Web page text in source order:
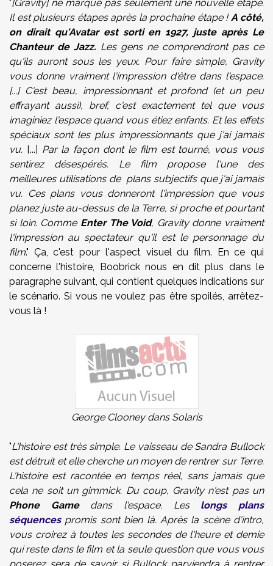
"[Gravity] ne marque pas seulement une nouvelle étape.
Il est plusieurs étapes après la prochaine étape !A côté,
on dirait qu'Avatar est sorti en 1927, juste après Le
Chanteur de Jazz. Les gens ne comprendront pas ce
qu'ils auront sous les yeux. Pour faire simple, Gravity
vous donne vraiment l'impression d'être dans l'espace.
[...] C'est beau, impressionnant et profond (et un peu
effrayant aussi), bref, c'est exactement tel que vous
imaginiez l'espace quand vous étiez enfants. Et les effets
spéciaux sont les plus impressionnants que j'ai jamais
vu. [...] Par la façon dont le film est tourné, vous vous
sentirez désespérés. Le film propose l'une des
meilleures utilisations de plans subjectifs que j'ai jamais
vu. Ces plans vous donneront l'impression que vous
planez juste au-dessus de la Terre, si proche et pourtant
si loin. Comme Enter The Void, Gravity donne vraiment
l'impression au spectateur qu'il est le personnage du
film." Ça, c'est pour l'aspect visuel du film. En ce qui
concerne l'histoire, Boobrick nous en dit plus dans le
paragraphe suivant, qui contient quelques indications sur
le scénario. Si vous ne voulez pas être spoilés, arrêtez-
vous là !
George Clooney dans Solaris
"L'histoire est très simple. Le vaisseau de Sandra Bullock
est détruit et elle cherche un moyen de rentrer sur Terre.
L'histoire est racontée en temps réel, sans jamais que
cela ne soit un gimmick. Du coup, Gravity n'est pas un
Phone Gamedans l'espace. Les
longs plans
séquencespromis sont bien là. Après la scène d'intro,
vous croirez à toutes les secondes de l'heure et demie
qui reste dans le film et la seule question que vous vous